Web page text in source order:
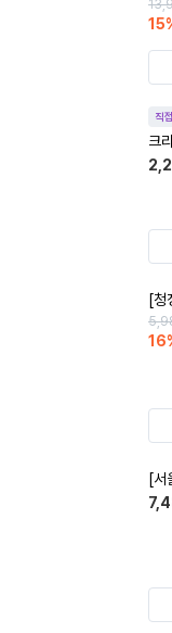
15
직
크
[청
16
[서